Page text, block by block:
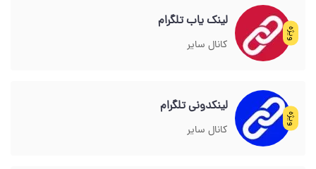
ویژه
لینک یاب تلگرام
کانال سایر
ویژه
لینکدونی تلگرام
کانال سایر